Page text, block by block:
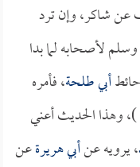
عن شاكر، وإن ترد
لأصحابه لما بدا
أبي طلحة، فأمره
وهذا الحديث أعني
، يرويه عنأبي هريرةعن